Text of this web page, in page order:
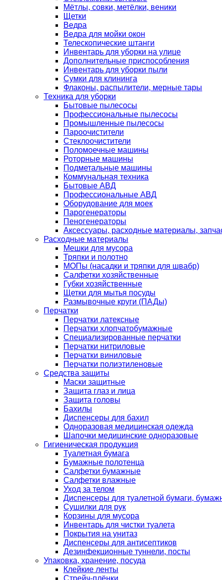
Мётлы, совки, метёлки, веники
Щетки
Ведра
Ведра для мойки окон
Телескопические штанги
Инвентарь для уборки на улице
Дополнительные приспособления
Инвентарь для уборки пыли
Сумки для клининга
Флаконы, распылители, мерные тары
Техника для уборки
Бытовые пылесосы
Профессиональные пылесосы
Промышленные пылесосы
Пароочистители
Стеклоочистители
Поломоечные машины
Роторные машины
Подметальные машины
Коммунальная техника
Бытовые АВД
Профессиональные АВД
Оборудование для моек
Парогенераторы
Пеногенераторы
Аксессуары, расходные материалы,
Расходные материалы
Мешки для мусора
Тряпки и полотно
МОПы (насадки и тряпки для швабр)
Салфетки хозяйственные
Губки хозяйственные
Щетки для мытья посуды
Размывочные круги (ПАДы)
Перчатки
Перчатки латексные
Перчатки хлопчатобумажные
Специализированные перчатки
Перчатки нитриловые
Перчатки виниловые
Перчатки полиэтиленовые
Средства защиты
Маски защитные
Защита глаз и лица
Защита головы
Бахилы
Диспенсеры для бахил
Одноразовая медицинская одежда
Шапочки медицинские одноразовые
Гигиеническая продукция
Туалетная бумага
Бумажные полотенца
Салфетки бумажные
Салфетки влажные
Уход за телом
Диспенсеры для туалетной бумаги,
Сушилки для рук
Корзины для мусора
Инвентарь для чистки туалета
Покрытия на унитаз
Диспенсеры для антисептиков
Дезинфекционные туннели, посты
Упаковка, хранение, посуда
Клейкие ленты
Стрейч-плёнки